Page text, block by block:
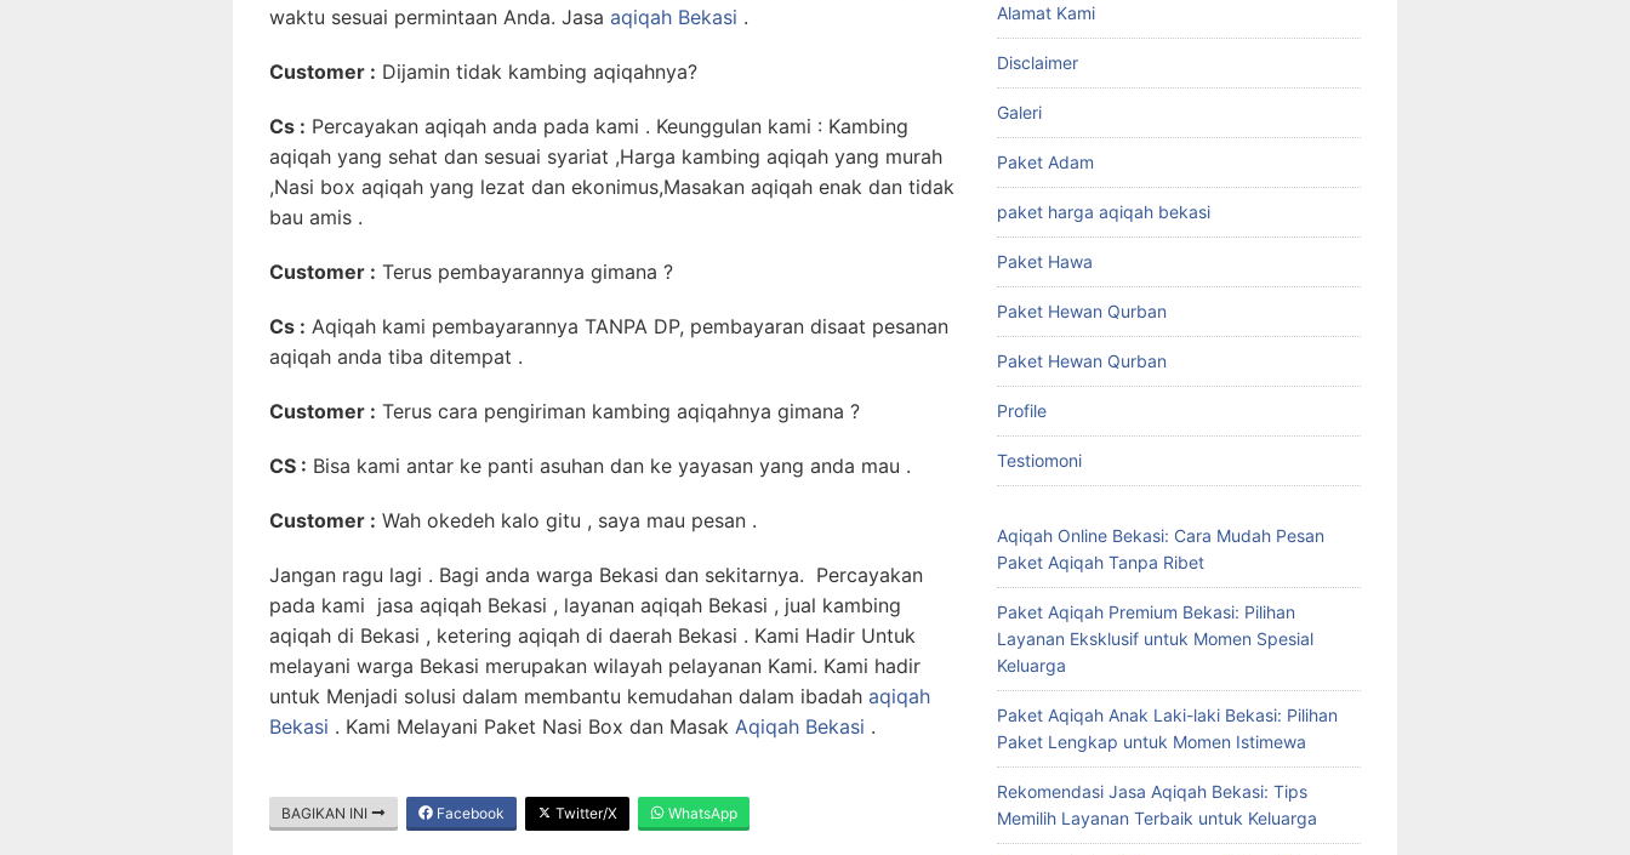
waktu sesuai permintaan Anda. Jasa aqiqah Bekasi .
Customer : Dijamin tidak kambing aqiqahnya?
Cs : Percayakan aqiqah anda pada kami . Keunggulan kami : Kambing
aqiqah yang sehat dan sesuai syariat ,Harga kambing aqiqah yang murah
,Nasi box aqiqah yang lezat dan ekonimus,Masakan aqiqah enak dan tidak
bau amis .
Customer : Terus pembayarannya gimana ?
Cs : Aqiqah kami pembayarannya TANPA DP, pembayaran disaat pesanan
aqiqah anda tiba ditempat .
Customer : Terus cara pengiriman kambing aqiqahnya gimana ?
CS : Bisa kami antar ke panti asuhan dan ke yayasan yang anda mau .
Customer : Wah okedeh kalo gitu , saya mau pesan .
Jangan ragu lagi . Bagi anda warga Bekasi dan sekitarnya. Percayakan
pada kami jasa aqiqah Bekasi , layanan aqiqah Bekasi , jual kambing
aqiqah di Bekasi , ketering aqiqah di daerah Bekasi . Kami Hadir Untuk
melayani warga Bekasi merupakan wilayah pelayanan Kami. Kami hadir
untuk Menjadi solusi dalam membantu kemudahan dalam ibadah aqiqah
Bekasi . Kami Melayani Paket Nasi Box dan Masak Aqiqah Bekasi .
BAGIKAN INI Facebook Twitter/X WhatsApp
Alamat Kami
Disclaimer
Galeri
Paket Adam
paket harga aqiqah bekasi
Paket Hawa
Paket Hewan Qurban
Paket Hewan Qurban
Profile
Testiomoni
Aqiqah Online Bekasi: Cara Mudah Pesan
Paket Aqiqah Tanpa Ribet
Paket Aqiqah Premium Bekasi: Pilihan
Layanan Eksklusif untuk Momen Spesial
Keluarga
Paket Aqiqah Anak Laki-laki Bekasi: Pilihan
Paket Lengkap untuk Momen Istimewa
Rekomendasi Jasa Aqiqah Bekasi: Tips
Memilih Layanan Terbaik untuk Keluarga